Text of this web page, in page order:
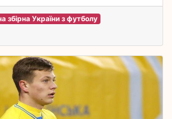
збірна України з футболу